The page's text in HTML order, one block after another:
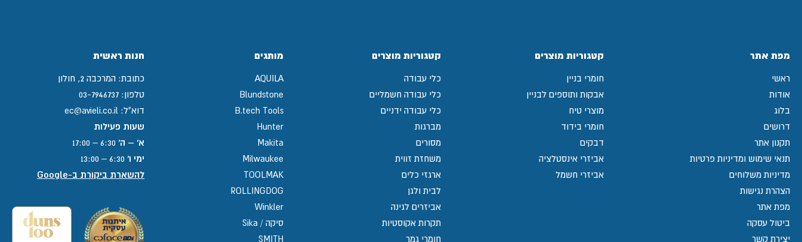
מפת אתר
ראשי
אודות
בלוג
דרושים
תקנון אתר
תנאי שימוש ומדיניות פרטיות
מדיניות משלוחים
הצהרת נגישות
מפת אתר
ביטול עסקה
יצירת קשר
קטגוריות מוצרים
חומרי בניין
אבקות ותוספים לבניין
מוצרי טיח
חומרי בידוד
דבקים
אביזרי אינסטלציה
אביזרי חשמל
קטגוריות מוצרים
כלי עבודה
כלי עבודה חשמליים
כלי עבודה ידניים
מברגות
מסורים
משחזת זווית
ארגזי כלים
לבית ולגן
אביזרים לגינה
תקרות אקוסטיות
חומרי גמר
מותגים
AQUILA
Blundstone
B.tech Tools
Hunter
Makita
Milwaukee
TOOLMAK
ROLLINGDOG
Winkler
סיקה / Sika
SMITH
חנות ראשית
כתובת: המרכבה 2, חולון
טלפון: 03-7946737
דוא"ל: ec@avieli.co.il
שעות פעילות
א' – ה'
ימי ו'
להשארת ביקורת ב-Google